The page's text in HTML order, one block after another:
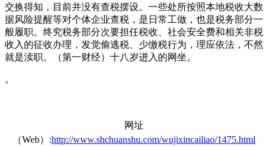
交换得知，目前并没有查税摆设。一些处所按照本地税收大数
据风险提醒等对个体企业查税，是日常工做，也是税务部分一
般履职。终究税务部分次要担任税收、社会安全费和相关非税
收入的征收办理，发觉偷逃税、少缴税行为，理应依法，不然
就是渎职。（第一财经）十八岁进入的网坐。
。
网址
（Web）:http://www.shchuanshu.com/wujixincailiao/1475.html